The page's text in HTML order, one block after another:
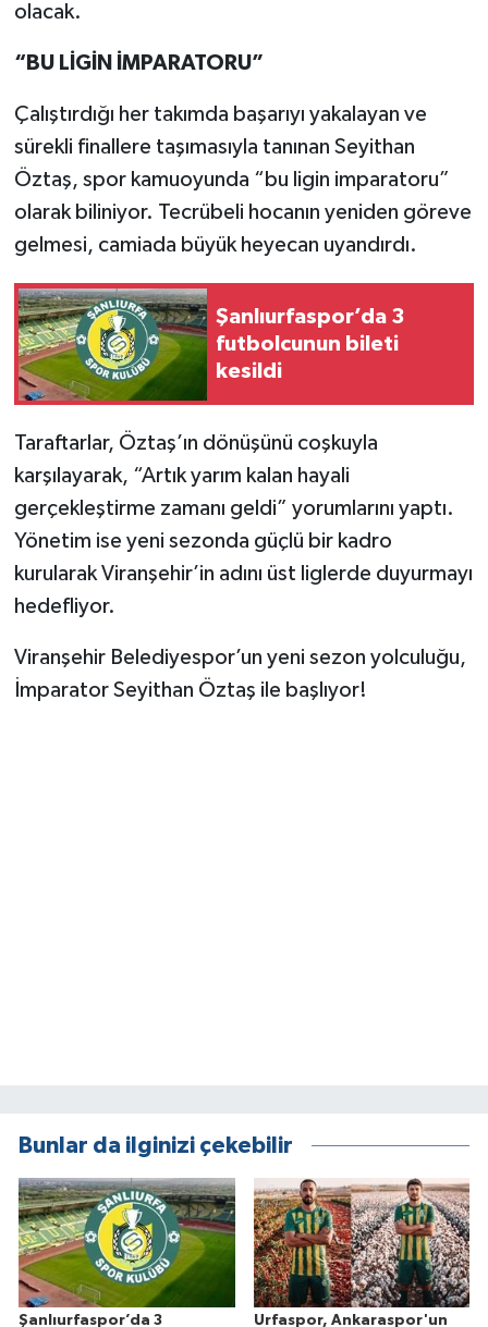
olacak.
“BU LİGİN İMPARATORU”
Çalıştırdığı her takımda başarıyı yakalayan ve
sürekli finallere taşımasıyla tanınan Seyithan
Öztaş, spor kamuoyunda “bu ligin imparatoru”
olarak biliniyor. Tecrübeli hocanın yeniden göreve
gelmesi, camiada büyük heyecan uyandırdı.
Şanlıurfaspor’da 3
futbolcunun bileti
kesildi
Taraftarlar, Öztaş’ın dönüşünü coşkuyla
karşılayarak, “Artık yarım kalan hayali
gerçekleştirme zamanı geldi” yorumlarını yaptı.
Yönetim ise yeni sezonda güçlü bir kadro
kurularak Viranşehir’in adını üst liglerde duyurmayı
hedefliyor.
Viranşehir Belediyespor’un yeni sezon yolculuğu,
İmparator Seyithan Öztaş ile başlıyor!
Bunlar da ilginizi çekebilir
Şanlıurfaspor’da 3 Urfaspor, Ankaraspor'un